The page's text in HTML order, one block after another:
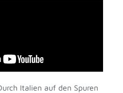
Italien auf den Spuren